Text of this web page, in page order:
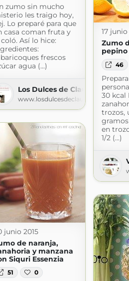
zumo sin mucho
les traigo hoy,
Lo preparé para que
casa coman fruta y
Así lo hice:
frescos
agua (...)
Los Dulces de Claudia
www.losdulcesdeclaudia.com
17 junio
Zumo
46
30 kcal
trozos,
en
1/2 (...)
junio 2015
de naranja,
y manzana
Siquri Essenzia
51 0